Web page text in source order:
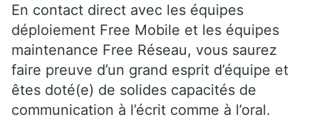
En contact direct avec les équipes
déploiement Free Mobile et les équipes
maintenance Free Réseau, vous saurez
faire preuve d’un grand esprit d’équipe et
êtes doté(e) de solides capacités de
communication à l’écrit comme à l’oral.